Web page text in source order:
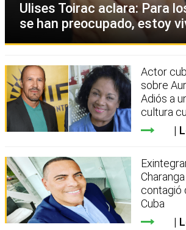
Ulises Toirac aclara: Para
se han preocupado, estoy
Actor
sobre
Adiós a
cultura
contagió
Cuba